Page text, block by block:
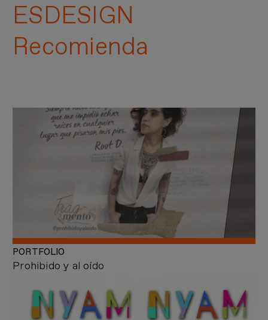
ESDESIGN
Recomienda
Prohibido y al oído
PORTFOLIO